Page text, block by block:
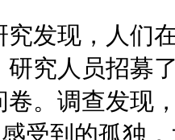
究发现，人们
研究人员招募
卷。调查发现
受到的孤独